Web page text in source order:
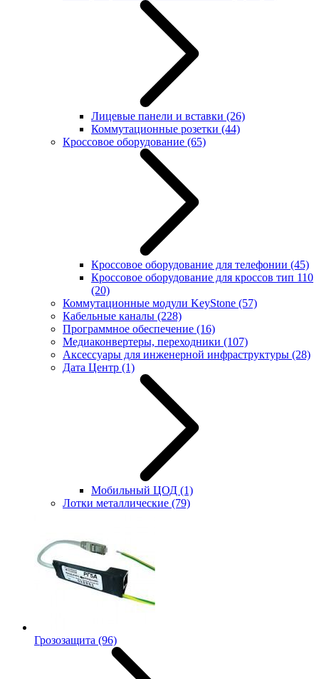
Лицевые панели и вставки (26)
Коммутационные розетки (44)
Кроссовое оборудование (65)
Кроссовое оборудование для телефонии (45)
Кроссовое оборудование для кроссов тип 110
(20)
Коммутационные модули KeyStone (57)
Кабельные каналы (228)
Программное обеспечение (16)
Медиаконвертеры, переходники (107)
Аксессуары для инженерной инфраструктуры (28)
Дата Центр (1)
Мобильный ЦОД (1)
Лотки металлические (79)
Грозозащита (96)